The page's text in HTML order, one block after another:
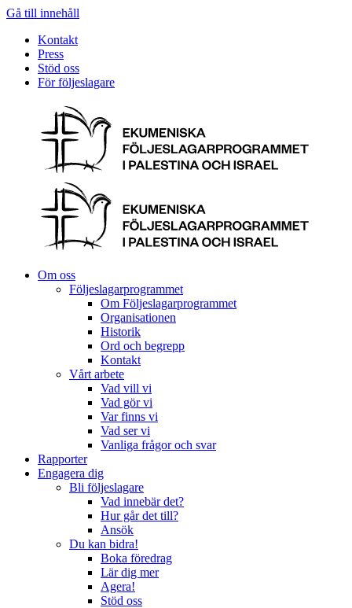
Gå till innehåll
Kontakt
Press
Stöd oss
För följeslagare
Om oss
Följeslagarprogrammet
Om Följeslagarprogrammet
Organisationen
Historik
Ord och begrepp
Kontakt
Vårt arbete
Vad vill vi
Vad gör vi
Var finns vi
Vad ser vi
Vanliga frågor och svar
Rapporter
Engagera dig
Bli följeslagare
Vad innebär det?
Hur går det till?
Ansök
Du kan bidra!
Boka föredrag
Lär dig mer
Agera!
Stöd oss